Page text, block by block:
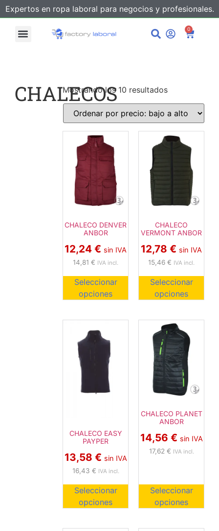
Expertos en ropa laboral para negocios y profesionales.
0
Mostrando los 10 resultados
CHALECO DENVER
ANBOR
12,24€ sin IVA
14,81€ IVA incl.
Seleccionar
opciones
CHALECO
VERMONT ANBOR
12,78 € sin IVA
15,46 € IVA incl.
Seleccionar
opciones
CHALECO EASY
PAYPER
13,58 € sin IVA
16,43 € IVA incl.
Seleccionar
opciones
CHALECO PLANET
ANBOR
14,56 € sin IVA
17,62 € IVA incl.
Seleccionar
opciones
CHALECOS